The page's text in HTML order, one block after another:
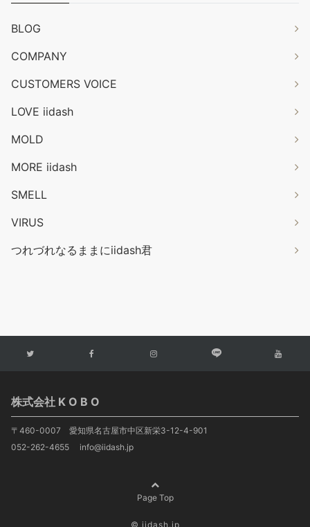
BLOG
COMPANY
CUSTOMERS VOICE
LOVE iidash
MOLD
MORE iidash
SMELL
VIRUS
つれづれなるままにiidash君
株式会社 K O B O
〒460-0007 愛知県名古屋市中区新栄3-12-4-901
052-262-4655 info@iidash.jp
Page Top
© iidash.jp